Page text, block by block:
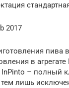
2017
пива
в
– полный
лишь